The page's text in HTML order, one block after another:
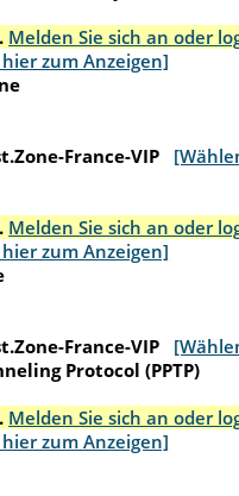
Melden Sie sich an oder
zum Anzeigen]
France-VIP
Melden Sie sich an oder
zum Anzeigen]
France-VIP
Protocol (PPTP)
Melden Sie sich an oder
zum Anzeigen]